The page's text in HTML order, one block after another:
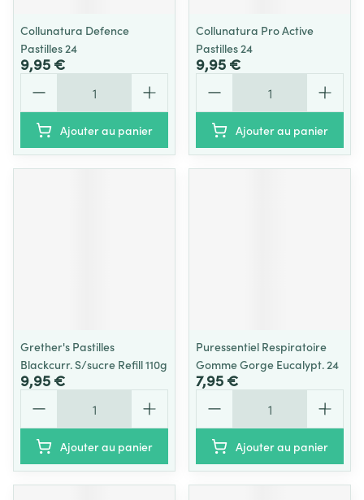
Collunatura Defence
Pastilles 24
9,95 €
Ajouter au panier
Collunatura Pro Active
Pastilles 24
9,95 €
Ajouter au panier
Grether's Pastilles
Blackcurr. S/sucre Refill 110g
9,95 €
Ajouter au panier
Puressentiel Respiratoire
Gomme Gorge Eucalypt. 24
7,95 €
Ajouter au panier